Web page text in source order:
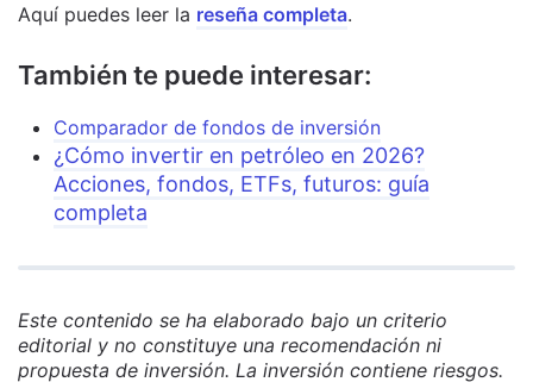
Aquí puedes leer la reseña completa.
También te puede interesar:
Comparador de fondos de inversión
¿Cómo invertir en petróleo en 2026?
Acciones, fondos, ETFs, futuros: guía
completa
Este contenido se ha elaborado bajo un criterio
editorial y no constituye una recomendación ni
propuesta de inversión. La inversión contiene riesgos.